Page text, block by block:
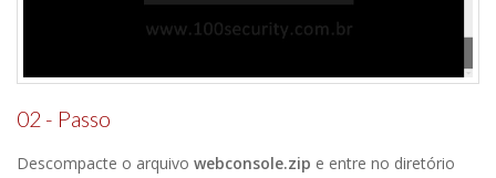
02 - Passo
Descompacte o arquivo webconsole.zip e entre no diretório